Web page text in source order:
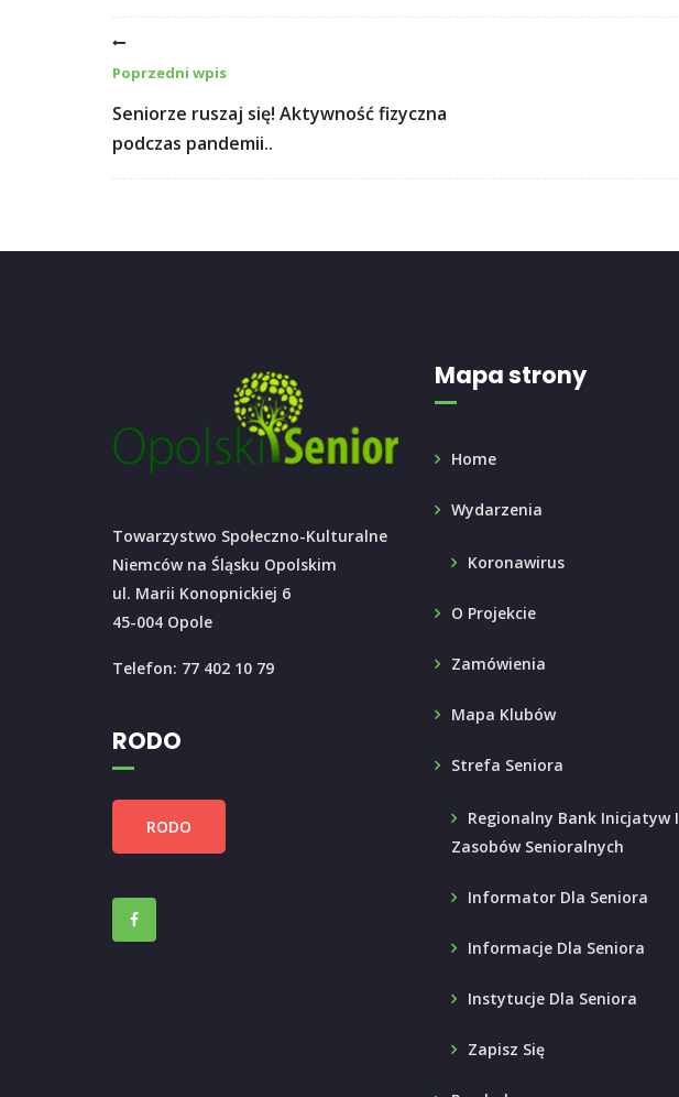
Poprzedni wpis
Seniorze ruszaj się! Aktywność fizyczna
podczas pandemii..
Towarzystwo Społeczno-Kulturalne
Niemców na Śląsku Opolskim
ul. Marii Konopnickiej 6
45-004 Opole
Telefon: 77 402 10 79
RODO
RODO
Mapa strony
Home
Wydarzenia
Koronawirus
O Projekcie
Zamówienia
Mapa Klubów
Strefa Seniora
Regionalny Bank Inicjatyw I
Zasobów Senioralnych
Informator Dla Seniora
Informacje Dla Seniora
Instytucje Dla Seniora
Zapisz Się